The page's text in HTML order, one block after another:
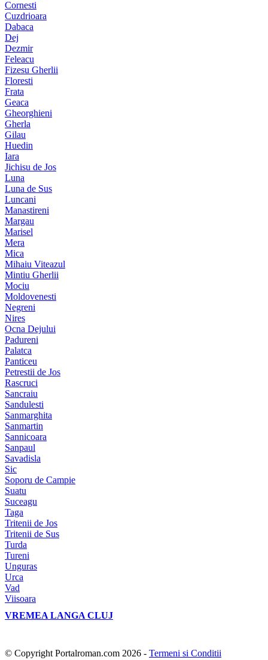
Cornesti
Cuzdrioara
Dabaca
Dej
Dezmir
Feleacu
Fizesu Gherlii
Floresti
Frata
Geaca
Gheorghieni
Gherla
Gilau
Huedin
Iara
Jichisu de Jos
Luna
Luna de Sus
Luncani
Manastireni
Margau
Marisel
Mera
Mica
Mihaiu Viteazul
Mintiu Gherlii
Mociu
Moldovenesti
Negreni
Nires
Ocna Dejului
Padureni
Palatca
Panticeu
Petrestii de Jos
Rascruci
Sancraiu
Sandulesti
Sanmarghita
Sanmartin
Sannicoara
Sanpaul
Savadisla
Sic
Soporu de Campie
Suatu
Suceagu
Taga
Tritenii de Jos
Tritenii de Sus
Turda
Tureni
Unguras
Urca
Vad
Viisoara
VREMEA LANGA CLUJ
© Copyright Portalroman.com 2026 - Termeni si Conditii